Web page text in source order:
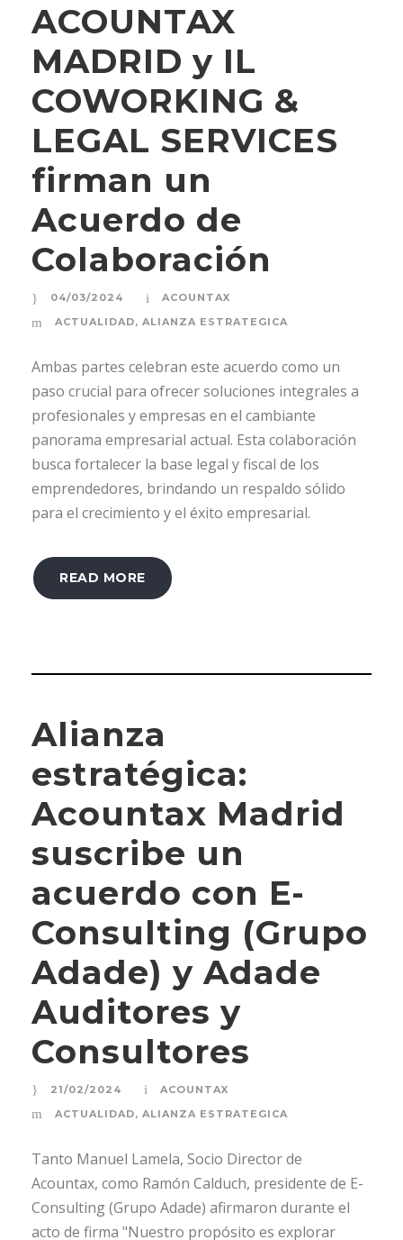
ACOUNTAX
MADRID y IL
COWORKING &
LEGAL SERVICES
firman un
Acuerdo de
Colaboración
04/03/2024
ACOUNTAX
ACTUALIDAD, ALIANZA ESTRATEGICA
Ambas partes celebran este acuerdo como un
paso crucial para ofrecer soluciones integrales a
profesionales y empresas en el cambiante
panorama empresarial actual. Esta colaboración
busca fortalecer la base legal y fiscal de los
emprendedores, brindando un respaldo sólido
para el crecimiento y el éxito empresarial.
READ MORE
Alianza
estratégica:
Acountax Madrid
suscribe un
acuerdo con E-
Consulting (Grupo
Adade) y Adade
Auditores y
Consultores
21/02/2024
ACOUNTAX
ACTUALIDAD, ALIANZA ESTRATEGICA
Tanto Manuel Lamela, Socio Director de
Acountax, como Ramón Calduch, presidente de E-
Consulting (Grupo Adade) afirmaron durante el
acto de firma "Nuestro propósito es explorar